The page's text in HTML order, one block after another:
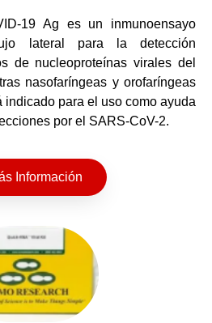
19 Ag es un inmunoensayo
lateral para la detección
de nucleoproteínas virales del
nasofaríngeas y orofaríngeas
indicado para el uso como ayuda
por el SARS-CoV-2.
Información